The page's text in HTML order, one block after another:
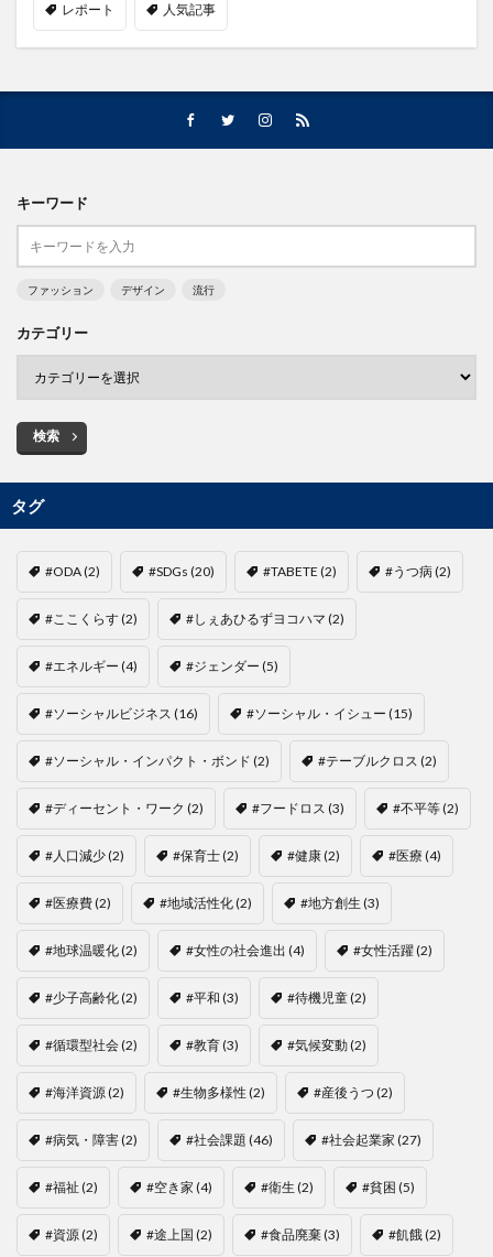
レポート 人気記事
キーワード
ファッション デザイン 流行
カテゴリー
検索
タグ
#ODA(2) #SDGs (20) #TABETE (2) #うつ病(2)
#ここくらす(2) #しぇあひるずヨコハマ (2)
#エネルギー (4) #ジェンダー (5)
#ソーシャルビジネス (16) #ソーシャル・イシュー (15)
#ソーシャル・インパクト・ボンド (2) #テーブルクロス (2)
#ディーセント・ワーク (2) #フードロス (3) #不平等(2)
#人口減少(2) #保育士(2) #健康(2) #医療(4)
#医療費(2) #地域活性化(2) #地方創生 (3)
#地球温暖化(2) #女性の社会進出 (4) #女性活躍(2)
#少子高齢化(2) #平和 (3) #待機児童(2)
#循環型社会(2) #教育(3) #気候変動(2)
#海洋資源(2) #生物多様性(2) #産後うつ (2)
#病気・障害(2) #社会課題 (46) #社会起業家 (27)
#福祉 (2) #空き家 (4) #衛生 (2) #貧困 (5)
#資源(2) #途上国 (2) #食品廃棄(3) #飢餓(2)